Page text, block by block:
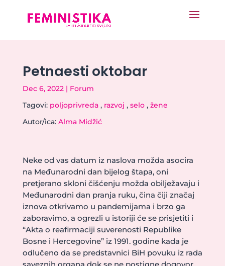
Petnaesti oktobar
Dec 6, 2022| Forum
Tagovi: poljoprivreda, razvoj , selo, žene
Autor/ica: Alma Midžić
Neke od vas datum iz naslova možda asocira
na Međunarodni dan bijelog štapa, oni
pretjerano skloni čišćenju možda obilježavaju i
Međunarodni dan pranja ruku, čina čiji značaj
iznova otkrivamo u pandemijama i brzo ga
zaboravimo, a ogrezli u istoriji će se prisjetiti i
“Akta o reafirmaciji suverenosti Republike
Bosne i Hercegovine” iz 1991. godine kada je
odlučeno da se predstavnici BiH povuku iz rada